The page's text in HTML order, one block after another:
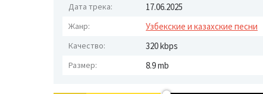
Дата трека: 17.06.2025
Жанр: Узбекские и казахские песни
Качество: 320 kbps
Размер: 8.9 mb